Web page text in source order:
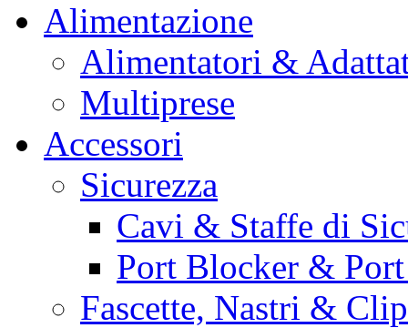
Alimentazione
Alimentatori &
Multiprese
Accessori
Sicurezza
Cavi & Staffe di
Port Blocker &
Fascette, Nastri &